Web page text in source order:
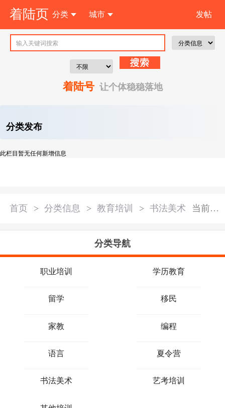
着陆页 分类 城市 发帖
注 册
着陆号让个体稳稳落地
分类发布
此栏目暂无任何新增信息
首页 > 分类信息 > 教育培训 > 书法美术 当前分类：
分类导航
职业培训 学历教育
留学 移民
家教 编程
语言 夏令营
书法美术 艺考培训